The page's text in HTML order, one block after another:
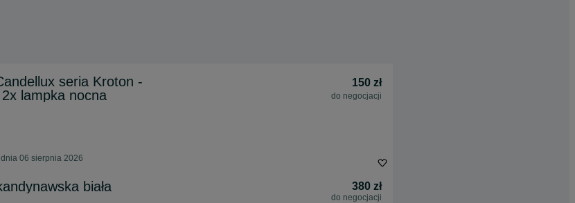
seria Kroton -
lampka nocna
150 zł
do negocjacji
06 sierpnia 2026
biała 380 zł
do negocjacji